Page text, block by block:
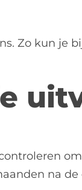
Zo kun je
na de